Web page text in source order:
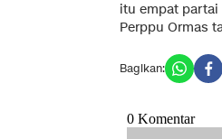
itu empat partai
Perppu Ormas
Bagikan: